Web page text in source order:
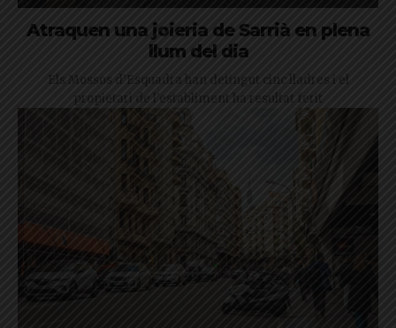
Atraquen una joieria de Sarrià en plena
llum del dia
Els Mossos d'Esquadra han detingut cinc lladres i el
propietari de l'establiment ha resultat ferit